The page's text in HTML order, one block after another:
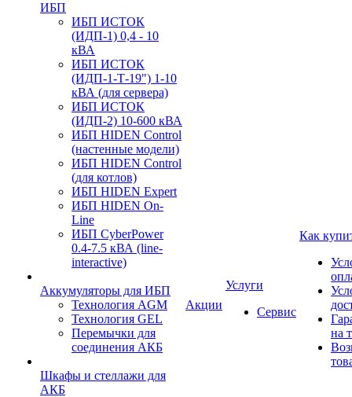
ИБП
ИБП ИСТОК
(ИДП-1) 0,4 - 10
кВА
ИБП ИСТОК
(ИДП-1-Т-19") 1-10
кВА (для сервера)
ИБП ИСТОК
(ИДП-2) 10-600 кВА
ИБП HIDEN Control
(настенные модели)
ИБП HIDEN Control
(для котлов)
ИБП HIDEN Expert
ИБП HIDEN On-
Line
ИБП CyberPower
0.4-7.5 кВА (line-
interactive)
Аккумуляторы для ИБП
Технология AGM
Технология GEL
Перемычки для
соединения АКБ
Шкафы и стеллажи для
АКБ
Акции
Услуги
Сервис
Как
на